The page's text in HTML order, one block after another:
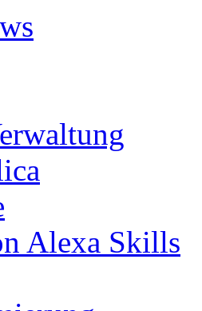
Alexa Skills